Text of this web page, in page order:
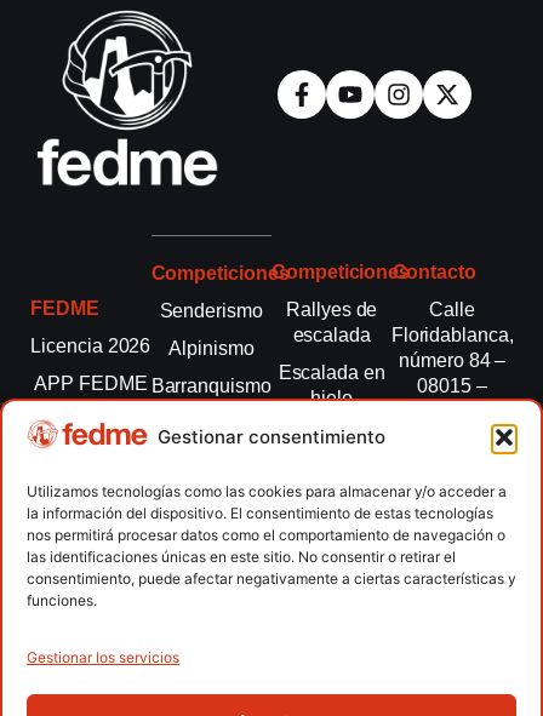
Gestionar consentimiento
Utilizamos tecnologías como las cookies para almacenar y/o acceder a
la información del dispositivo. El consentimiento de estas tecnologías
nos permitirá procesar datos como el comportamiento de navegación o
las identificaciones únicas en este sitio. No consentir o retirar el
consentimiento, puede afectar negativamente a ciertas características y
funciones.
Gestionar los servicios
FEDME
Licencia 2026
APP FEDME
Transparencia
autonómicas
Clubes
Contacto
Competiciones
Senderismo
Alpinismo
Barranquismo
montaña
Escalada
Escalada
paralimpica
Competiciones
Rallyes de
escalada
Escalada en
hielo
Esquí de
Marcha
Nórdica
Raquetas de
nieve
Contacto
Calle
Floridablanca,
número 84 –
08015 –
fedme@fedme.es
934 264 267